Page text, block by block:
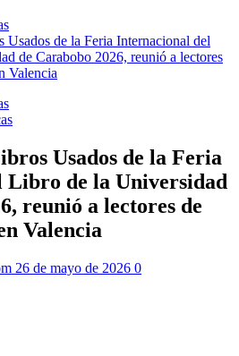
de la Feria Internacional del
de Carabobo 2026, reunió a lectores
Valencia
Usados de la Feria
Libro de la Universidad
reunió a lectores de
Valencia
26 de mayo de 2026 0